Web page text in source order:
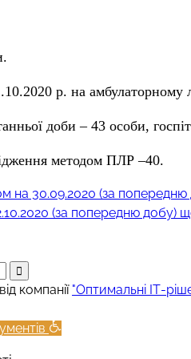
р. на амбулаторному
доби – 43 особи,
методом ПЛР –40.
на 30.09.2020 (за
(за попередню
компанії "Оптимальні ІТ-